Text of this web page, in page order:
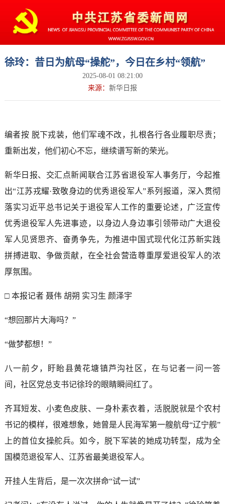
徐玲：昔日为航母“操舵”，今日在乡村“领航”
2025-08-01 08:21:00
来源： 新华日报
编者按 脱下戎装，他们军魂不改，扎根各行各业履职尽责；
重新出发，他们初心不忘，继续谱写新的荣光。
新华日报、交汇点新闻联合江苏省退役军人事务厅，今起推
出“江苏戎耀·致敬身边的优秀退役军人”系列报道，深入贯彻
落实习近平总书记关于退役军人工作的重要论述，广泛宣传
优秀退役军人先进事迹，以身边人身边事引领带动广大退役
军人见贤思齐、奋勇争先，为推进中国式现代化江苏新实践
拼搏进取、争做贡献，在全社会营造尊重厚爱退役军人的浓
厚氛围。
□ 本报记者 聂伟 胡朔 实习生 颜泽宇
“想回那片大海吗？”
“做梦都想！”
八一前夕，盱眙县黄花塘镇芦沟社区，在与记者一问一答
间，社区党总支书记徐玲的眼睛瞬间红了。
齐耳短发、小麦色皮肤、一身朴素衣着，活脱脱就是个农村
书记的模样，很难想象，她曾是人民海军第一艘航母“辽宁舰”
上的首位女操舵兵。如今，脱下军装的她成功转型，成为全
国模范退役军人、江苏省最美退役军人。
开挂人生背后，是一次次拼命“试一试”